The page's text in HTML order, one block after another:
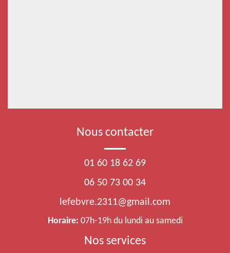
Nous contacter
01 60 18 62 69
06 50 73 00 34
lefebvre.2311@gmail.com
Horaire: 07h-19h du lundi au samedi
Nos services